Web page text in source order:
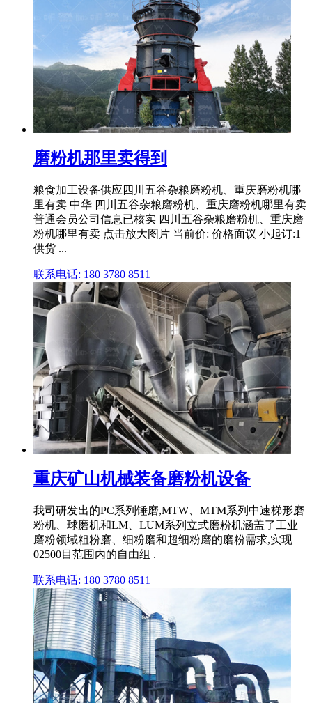
磨粉机那里卖得到
粮食加工设备供应四川五谷杂粮磨粉机、重庆磨粉机哪
里有卖 中华 四川五谷杂粮磨粉机、重庆磨粉机哪里有卖
普通会员公司信息已核实 四川五谷杂粮磨粉机、重庆磨
粉机哪里有卖 点击放大图片 当前价: 价格面议 小起订:1
供货 ...
联系电话: 180 3780 8511
重庆矿山机械装备磨粉机设备
我司研发出的PC系列锤磨,MTW、MTM系列中速梯形磨
粉机、球磨机和LM、LUM系列立式磨粉机涵盖了工业
磨粉领域粗粉磨、细粉磨和超细粉磨的磨粉需求,实现
02500目范围内的自由组 .
联系电话: 180 3780 8511